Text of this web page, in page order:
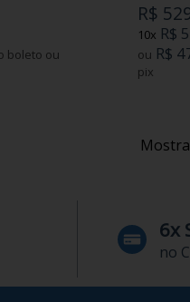
R$
10x R$
ou R$
pix
6x
no